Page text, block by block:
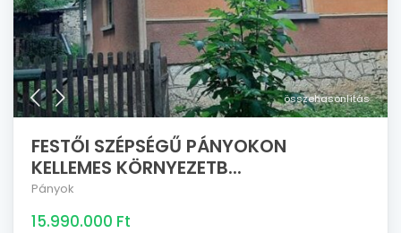
összehasonlítás
FESTŐI SZÉPSÉGŰ PÁNYOKON
KELLEMES KÖRNYEZETB...
Pányok
15.990.000 Ft